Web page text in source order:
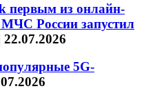
первым из онлайн-
МЧС России запустил
22.07.2026
5G-